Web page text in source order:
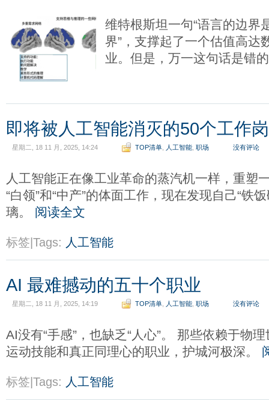
维特根斯坦一句“语言的边界
界”，支撑起了一个估值高达
业。但是，万一这句话是错
即将被人工智能消灭的50个工作
星期二, 18 11 月, 2025, 14:24 TOP清单 人工智能 职场 没有评论
人工智能正在像工业革命的蒸汽机一样，重塑
“白领”和“中产”的体面工作，现在发现自己“铁
璃。 阅读全文
标签|Tags: 人工智能
AI 最难撼动的五十个职业
星期二, 18 11 月, 2025, 14:19 TOP清单 人工智能 职场 没有评论
AI没有“手感”，也缺乏“人心”。 那些依赖于物
运动技能和真正同理心的职业，护城河极深。
标签|Tags: 人工智能